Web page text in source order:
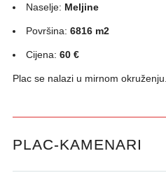
Naselje: Meljine
Površina:6816 m2
Cijena:60 €
Plac se nalazi u mirnom okruženju..
PLAC-KAMENARI